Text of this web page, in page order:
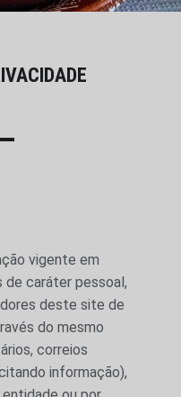
vigente em
caráter pessoal,
deste site de
do mesmo
correios
informação),